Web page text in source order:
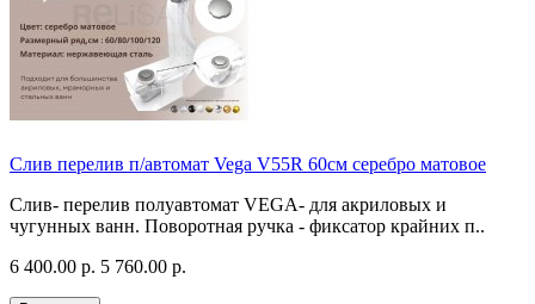
Слив перелив п/автомат Vega V55R 60см серебро матовое
Слив- перелив полуавтомат VEGA- для акриловых и
чугунных ванн. Поворотная ручка - фиксатор крайних п..
6 400.00 р. 5 760.00 р.